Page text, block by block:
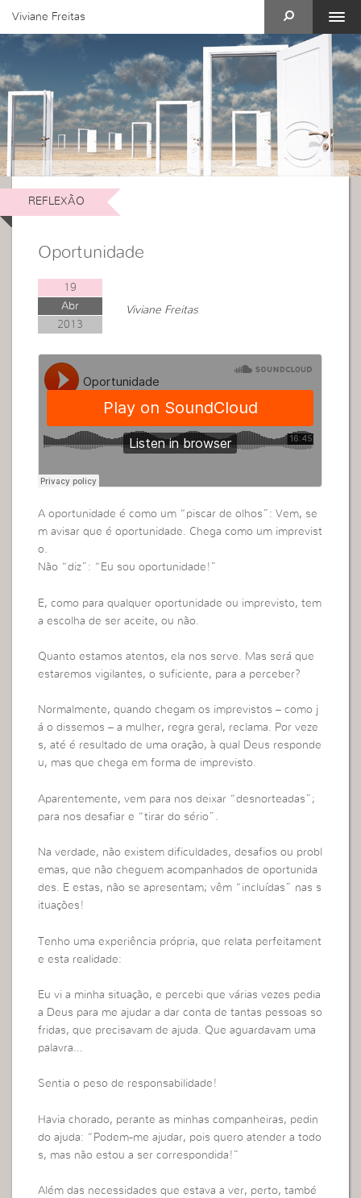
Viviane Freitas
REFLEXÃO
Oportunidade
19
Abr
2013
Viviane Freitas
A oportunidade é como um “piscar de olhos”: Vem, se
m avisar que é oportunidade. Chega como um imprevist
o.
Não “diz”: “Eu sou oportunidade!”
E, como para qualquer oportunidade ou imprevisto, tem
a escolha de ser aceite, ou não.
Quanto estamos atentos, ela nos serve. Mas será que
estaremos vigilantes, o suficiente, para a perceber?
Normalmente, quando chegam os imprevistos – como j
á o dissemos – a mulher, regra geral, reclama. Por veze
s, até é resultado de uma oração, à qual Deus responde
u, mas que chega em forma de imprevisto.
Aparentemente, vem para nos deixar “desnorteadas”;
para nos desafiar e “tirar do sério”.
Na verdade, não existem dificuldades, desafios ou probl
emas, que não cheguem acompanhados de oportunida
des. E estas, não se apresentam; vêm “incluídas” nas s
ituações!
Tenho uma experiência própria, que relata perfeitament
e esta realidade:
Eu vi a minha situação, e percebi que várias vezes pedia
a Deus para me ajudar a dar conta de tantas pessoas so
fridas, que precisavam de ajuda. Que aguardavam uma
palavra…
Sentia o peso de responsabilidade!
Havia chorado, perante as minhas companheiras, pedin
do ajuda: “Podem-me ajudar, pois quero atender a todo
s, mas não estou a ser correspondida!”
Além das necessidades que estava a ver, perto, també